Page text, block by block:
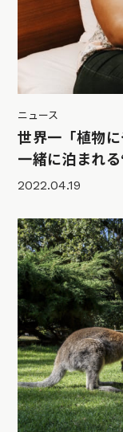
ニュース
世界一「植物
一緒に泊まれ
2022.04.19